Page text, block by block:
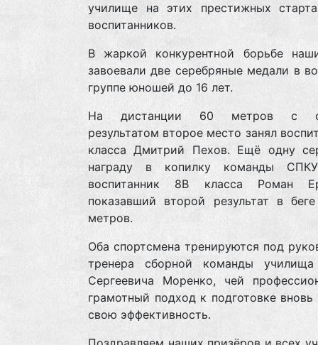
училище на этих престижных
воспитанников.
В жаркой конкурентной борьбе
завоевали две серебряные медали в
группе юношей до 16 лет.
На дистанции 60 метров с
результатом второе место занял
класса Дмитрий Пехов. Ещё одну
награду в копилку команды
воспитанник 8В класса Роман
показавший второй результат в
метров.
Оба спортсмена тренируются под
тренера сборной команды училища
Сергеевича Моренко, чей
грамотный подход к подготовке вновь
свою эффективность.